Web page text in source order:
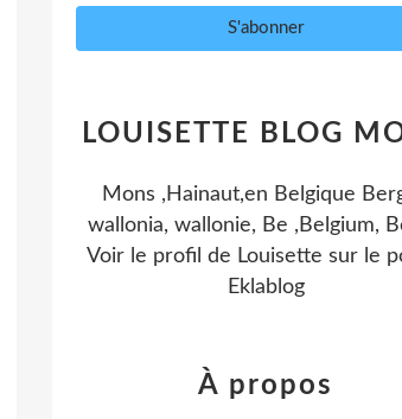
LOUISETTE BLOG
Mons ,Hainaut,en Belgique
wallonia, wallonie, Be ,Belgium,
Voir le profil de Louisette sur le
Eklablog
À propos